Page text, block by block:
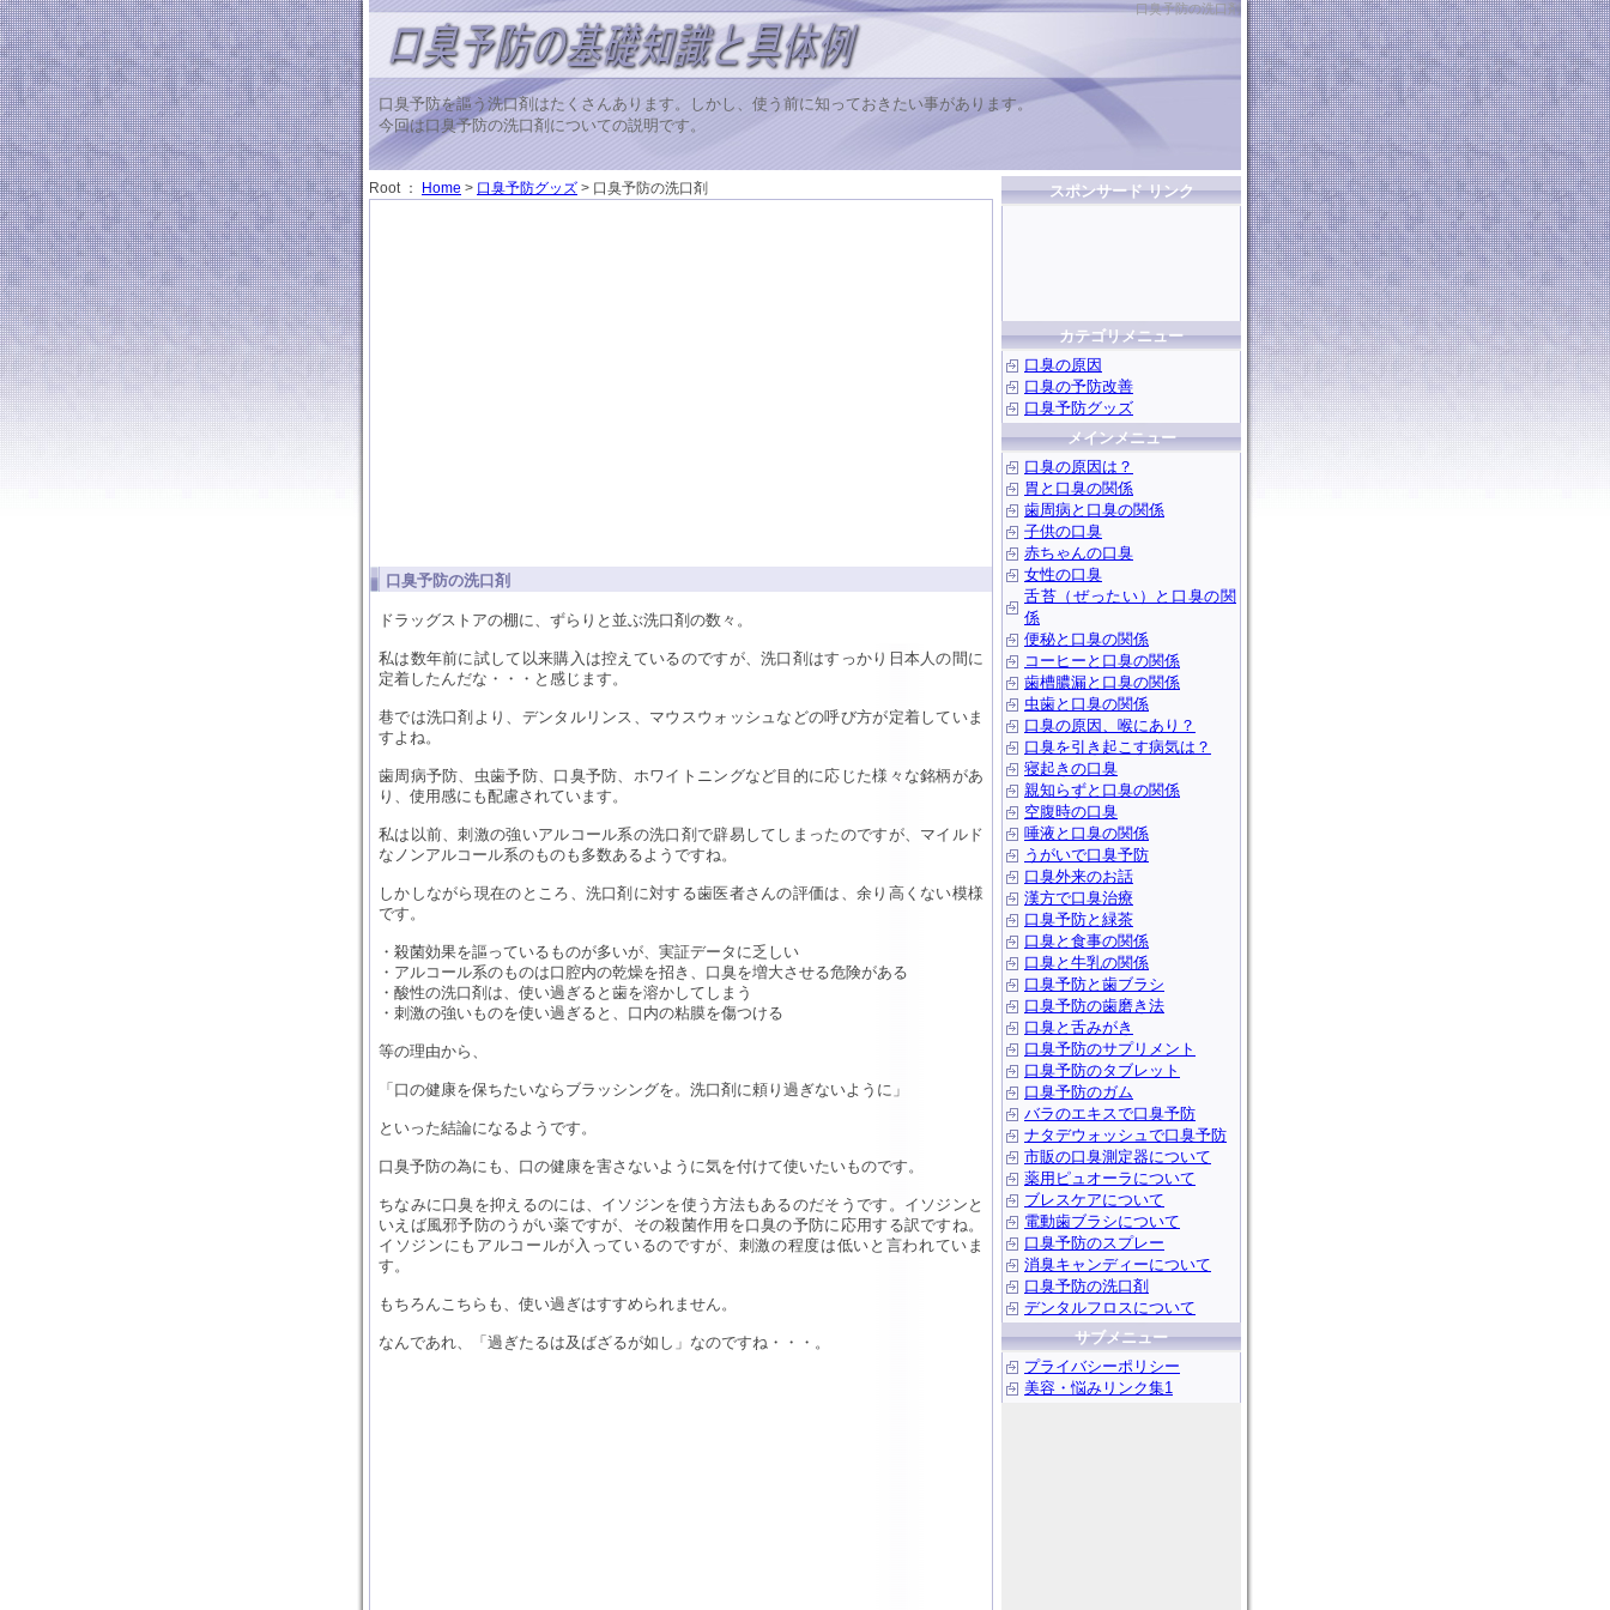
口臭予防の洗口剤
口臭予防を謳う洗口剤はたくさんあります。しかし、使う前に知っておきたい事があります。
今回は口臭予防の洗口剤についての説明です。
Root ： Home > 口臭予防グッズ > 口臭予防の洗口剤
口臭予防の洗口剤
ドラッグストアの棚に、ずらりと並ぶ洗口剤の数々。
私は数年前に試して以来購入は控えているのですが、洗口剤はすっかり日本人の間に
定着したんだな・・・と感じます。
巷では洗口剤より、デンタルリンス、マウスウォッシュなどの呼び方が定着していま
すよね。
歯周病予防、虫歯予防、口臭予防、ホワイトニングなど目的に応じた様々な銘柄があ
り、使用感にも配慮されています。
私は以前、刺激の強いアルコール系の洗口剤で辟易してしまったのですが、マイルド
なノンアルコール系のものも多数あるようですね。
しかしながら現在のところ、洗口剤に対する歯医者さんの評価は、余り高くない模様
です。
・殺菌効果を謳っているものが多いが、実証データに乏しい
・アルコール系のものは口腔内の乾燥を招き、口臭を増大させる危険がある
・酸性の洗口剤は、使い過ぎると歯を溶かしてしまう
・刺激の強いものを使い過ぎると、口内の粘膜を傷つける
等の理由から、
「口の健康を保ちたいならブラッシングを。洗口剤に頼り過ぎないように」
といった結論になるようです。
口臭予防の為にも、口の健康を害さないように気を付けて使いたいものです。
ちなみに口臭を抑えるのには、イソジンを使う方法もあるのだそうです。イソジンと
いえば風邪予防のうがい薬ですが、その殺菌作用を口臭の予防に応用する訳ですね。
イソジンにもアルコールが入っているのですが、刺激の程度は低いと言われていま
す。
もちろんこちらも、使い過ぎはすすめられません。
なんであれ、「過ぎたるは及ばざるが如し」なのですね・・・。
スポンサード リンク
カテゴリメニュー
口臭の原因
口臭の予防改善
口臭予防グッズ
メインメニュー
口臭の原因は？
胃と口臭の関係
歯周病と口臭の関係
子供の口臭
赤ちゃんの口臭
女性の口臭
舌苔（ぜったい）と口臭の関
係
便秘と口臭の関係
コーヒーと口臭の関係
歯槽膿漏と口臭の関係
虫歯と口臭の関係
口臭の原因、喉にあり？
口臭を引き起こす病気は？
寝起きの口臭
親知らずと口臭の関係
空腹時の口臭
唾液と口臭の関係
うがいで口臭予防
口臭外来のお話
漢方で口臭治療
口臭予防と緑茶
口臭と食事の関係
口臭と牛乳の関係
口臭予防と歯ブラシ
口臭予防の歯磨き法
口臭と舌みがき
口臭予防のサプリメント
口臭予防のタブレット
口臭予防のガム
バラのエキスで口臭予防
ナタデウォッシュで口臭予防
市販の口臭測定器について
薬用ピュオーラについて
ブレスケアについて
電動歯ブラシについて
口臭予防のスプレー
消臭キャンディーについて
口臭予防の洗口剤
デンタルフロスについて
サブメニュー
プライバシーポリシー
美容・悩みリンク集1